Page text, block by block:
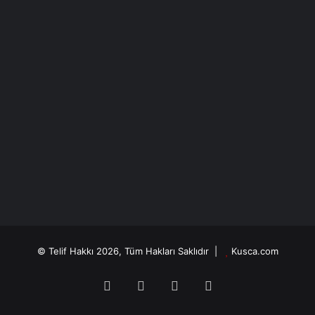
© Telif Hakkı 2026, Tüm Hakları Saklıdır | Kusca.com
Facebook YouTube